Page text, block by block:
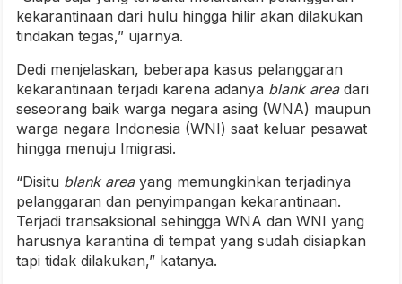
kekarantinaan dari hulu hingga hilir akan dilakukan
tindakan tegas,” ujarnya.
Dedi menjelaskan, beberapa kasus pelanggaran
kekarantinaan terjadi karena adanya blank areadari
seseorang baik warga negara asing (WNA) maupun
warga negara Indonesia (WNI) saat keluar pesawat
hingga menuju Imigrasi.
“Disitu blank areayang memungkinkan terjadinya
pelanggaran dan penyimpangan kekarantinaan.
Terjadi transaksional sehingga WNA dan WNI yang
harusnya karantina di tempat yang sudah disiapkan
tapi tidak dilakukan,” katanya.